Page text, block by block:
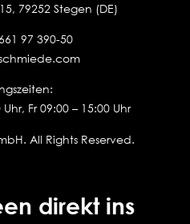
79252 Stegen (DE)
97 390-50
Fr 09:00 – 15:00 Uhr
All Rights Reserved.
direkt ins